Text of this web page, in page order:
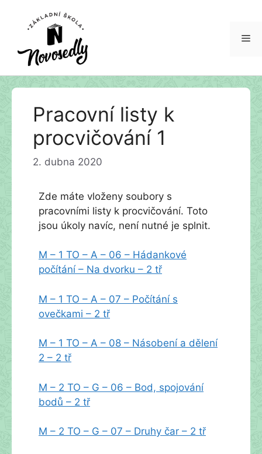
Přeskočit
Pracovní listy k
procvičování 1
2. dubna 2020
Zde máte vloženy soubory s
pracovními listy k procvičování. Toto
jsou úkoly navíc, není nutné je splnit.
M – 1 TO – A – 06 – Hádankové
počítání – Na dvorku – 2 tř
M – 1 TO – A – 07 – Počítání s
ovečkami – 2 tř
M – 1 TO – A – 08 – Násobení a dělení
2 – 2 tř
M – 2 TO – G – 06 – Bod, spojování
bodů – 2 tř
M – 2 TO – G – 07 – Druhy čar – 2 tř